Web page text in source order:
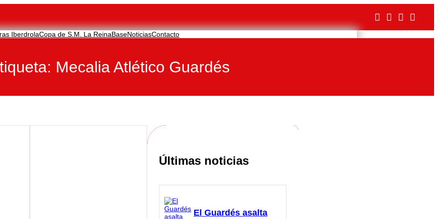
IberdrolaCopa de S.M. La ReinaBaseNoticiasContacto
Mecalia Atlético Guardés
Últimas noticias
El Guardés asalta